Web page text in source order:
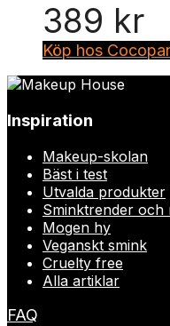
389 kr
Köp hos
Inspiration
Makeup-skolan
Bäst i test
Utvalda produkter
Sminktrender och
Mogen hy
Veganskt smink
Cruelty free
Alla artiklar
FAQ